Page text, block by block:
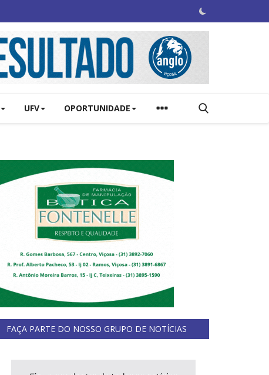
UFV OPORTUNIDADE
FAÇA PARTE DO NOSSO GRUPO DE NOTÍCIAS